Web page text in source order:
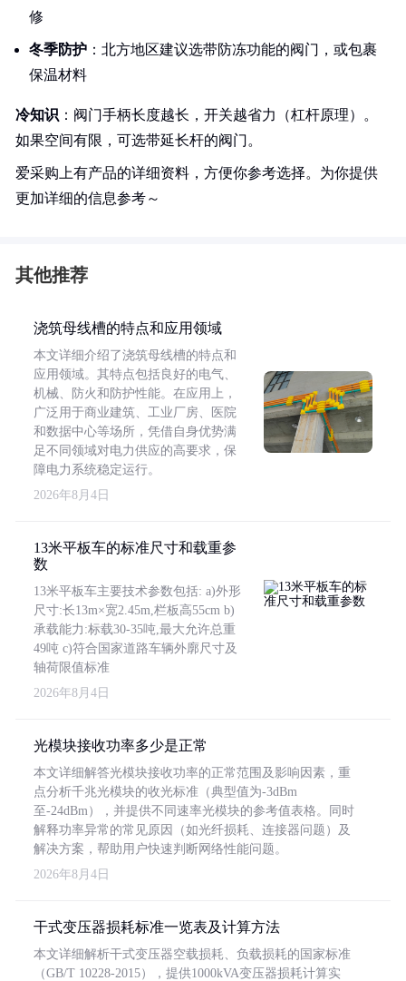
修
冬季防护 ：北方地区建议选带防冻功能的阀门，或包裹
保温材料
冷知识 ：阀门手柄长度越长，开关越省力（杠杆原理）。
如果空间有限，可选带延长杆的阀门。
爱采购上有产品的详细资料，方便你参考选择。为你提供
更加详细的信息参考～
其他推荐
浇筑母线槽的特点和应用领域
本文详细介绍了浇筑母线槽的特点和
应用领域。其特点包括良好的电气、
机械、防火和防护性能。在应用上，
广泛用于商业建筑、工业厂房、医院
和数据中心等场所，凭借自身优势满
足不同领域对电力供应的高要求，保
障电力系统稳定运行。
2026年8月4日
13米平板车的标准尺寸和载重参
数
13米平板车主要技术参数包括: a)外形
尺寸:长13m×宽2.45m,栏板高55cm b)
承载能力:标载30-35吨,最大允许总重
49吨 c)符合国家道路车辆外廓尺寸及
轴荷限值标准
2026年8月4日
光模块接收功率多少是正常
本文详细解答光模块接收功率的正常范围及影响因素，重
点分析千兆光模块的收光标准（典型值为-3dBm
至-24dBm），并提供不同速率光模块的参考值表格。同时
解释功率异常的常见原因（如光纤损耗、连接器问题）及
解决方案，帮助用户快速判断网络性能问题。
2026年8月4日
干式变压器损耗标准一览表及计算方法
本文详细解析干式变压器空载损耗、负载损耗的国家标准
（GB/T 10228-2015），提供1000kVA变压器损耗计算实